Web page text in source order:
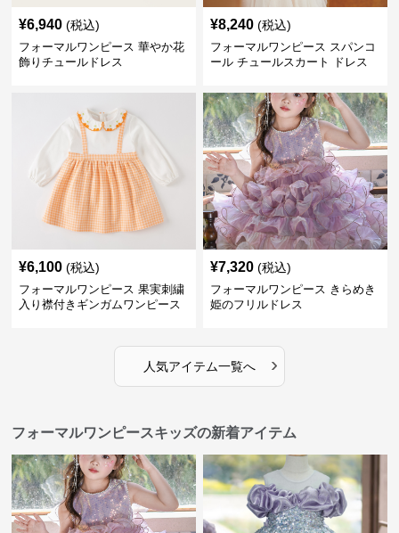
¥6,940 (税込)
フォーマルワンピース 華やか花
飾りチュールドレス
¥8,240 (税込)
フォーマルワンピース スパンコ
ール チュールスカート ドレス
¥6,100 (税込)
フォーマルワンピース 果実刺繍
入り襟付きギンガムワンピース
¥7,320 (税込)
フォーマルワンピース きらめき
姫のフリルドレス
人気アイテム一覧へ ›
フォーマルワンピースキッズの新着アイテム